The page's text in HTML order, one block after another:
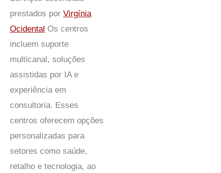
prestados por Virgínia
Ocidental Os centros
incluem suporte
multicanal, soluções
assistidas por IA e
experiência em
consultoria. Esses
centros oferecem opções
personalizadas para
setores como saúde,
retalho e tecnologia, ao